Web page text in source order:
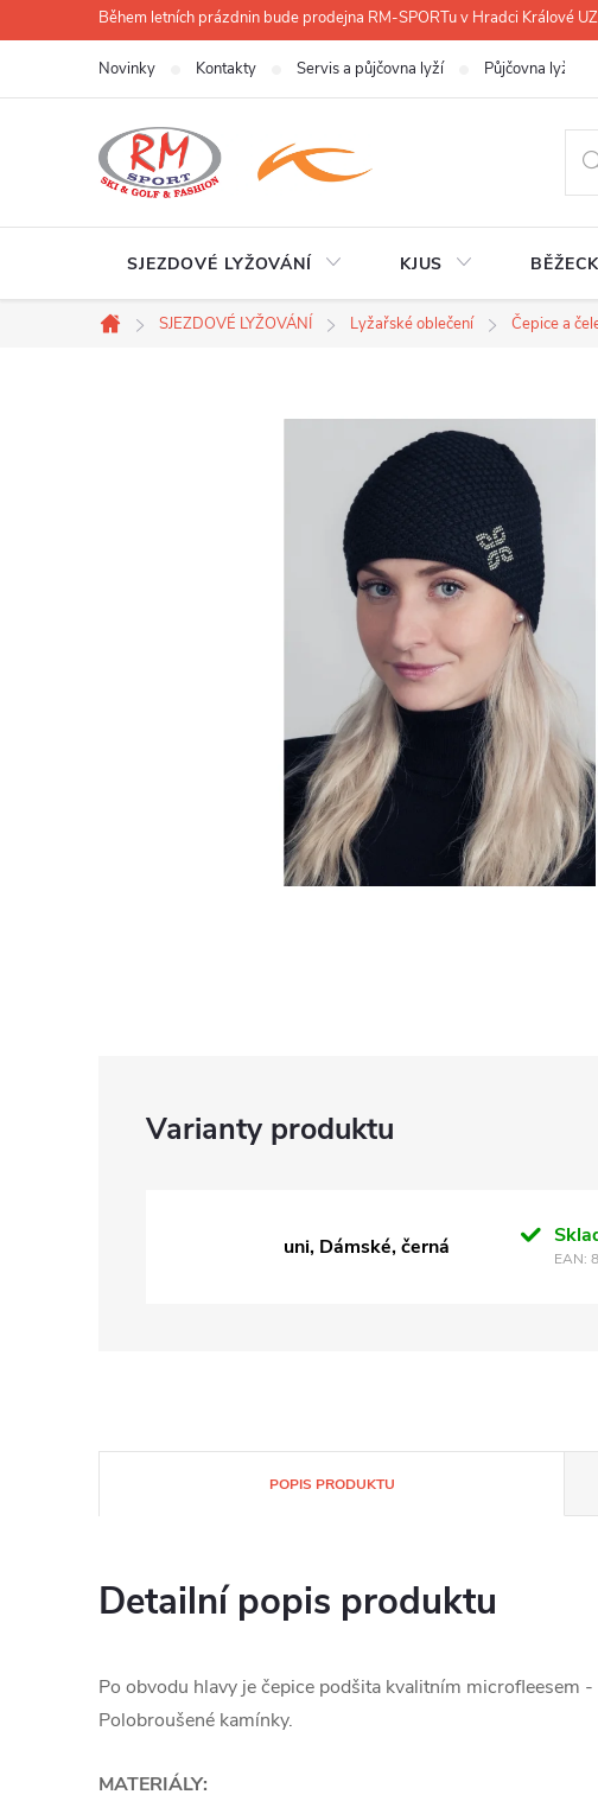
na
Během letních prázdnin bude prodejna RM-SPORTu v Hradci Králové
Novinky Kontakty Servis a půjčovna lyží Půjčovna lyží,
SJEZDOVÉ LYŽOVÁNÍ KJUS
Domů
SJEZDOVÉ LYŽOVÁNÍ Lyžařské oblečení Čepice a
uni, Dámské, černá EAN:
POPIS PRODUKTU
Detailní popis produktu
Po obvodu hlavy je čepice podšita kvalitním microfleesem
Polobroušené kamínky.
MATERIÁLY: